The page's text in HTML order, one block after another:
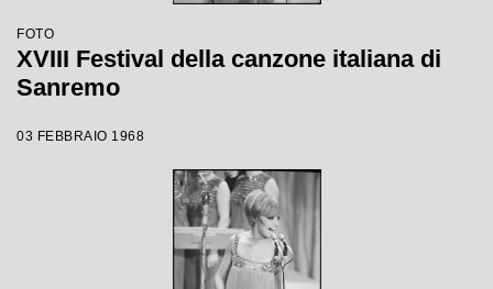
FOTO
XVIII Festival della canzone italiana di
Sanremo
03 FEBBRAIO 1968